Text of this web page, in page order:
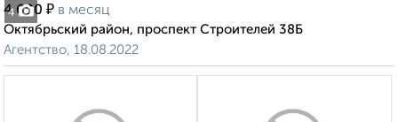
4
4 600 ₽ в месяц
Октябрьский район, проспект Строителей 38Б
Агентство, 18.08.2022